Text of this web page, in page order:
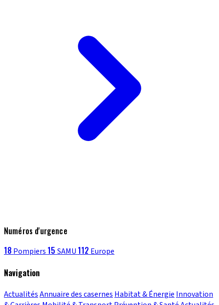
Numéros d'urgence
18 Pompiers 15 SAMU 112 Europe
Navigation
ActualitésAnnuaire des casernes Habitat & Énergie Innovation